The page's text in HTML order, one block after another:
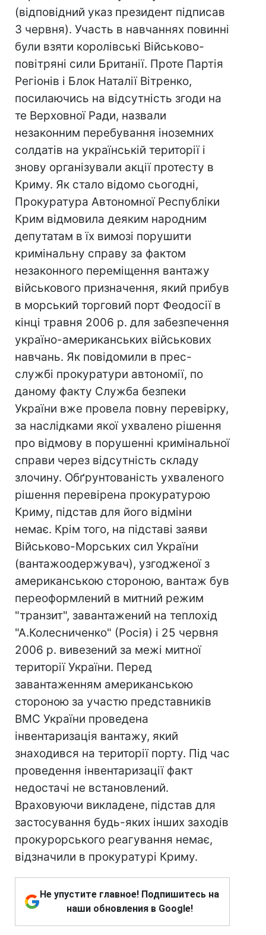
(відповідний указ президент підписав
3 червня). Участь в навчаннях повинні
були взяти королівські Військово-
повітряні сили Британії. Проте Партія
Регіонів і Блок Наталії Вітренко,
посилаючись на відсутність згоди на
те Верховної Ради, назвали
незаконним перебування іноземних
солдатів на українській території і
знову організували акції протесту в
Криму. Як стало відомо сьогодні,
Прокуратура Автономної Республіки
Крим відмовила деяким народним
депутатам в їх вимозі порушити
кримінальну справу за фактом
незаконного переміщення вантажу
військового призначення, який прибув
в морський торговий порт Феодосії в
кінці травня 2006 р. для забезпечення
україно-американських військових
навчань. Як повідомили в прес-
службі прокуратури автономії, по
даному факту Служба безпеки
України вже провела повну перевірку,
за наслідками якої ухвалено рішення
про відмову в порушенні кримінальної
справи через відсутність складу
злочину. Обґрунтованість ухваленого
рішення перевірена прокуратурою
Криму, підстав для його відміни
немає. Крім того, на підставі заяви
Військово-Морських сил України
(вантажоодержувач), узгодженої з
американською стороною, вантаж був
переоформлений в митний режим
"транзит", завантажений на теплохід
"А.Колесниченко" (Росія) і 25 червня
2006 р. вивезений за межі митної
території України. Перед
завантаженням американською
стороною за участю представників
ВМС України проведена
інвентаризація вантажу, який
знаходився на території порту. Під час
проведення інвентаризації факт
недостачі не встановлений.
Враховуючи викладене, підстав для
застосування будь-яких інших заходів
прокурорського реагування немає,
відзначили в прокуратурі Криму.
Не упустите главное! Подпишитесь на
наши обновления в Google!